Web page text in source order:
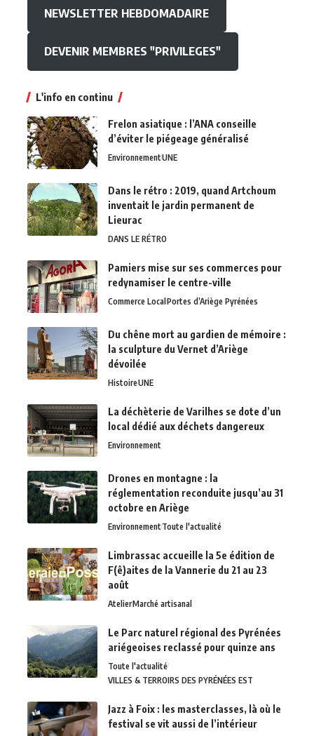
NEWSLETTER HEBDOMADAIRE
DEVENIR MEMBRES "PRIVILEGES"
L'info en continu
Frelon asiatique : l’ANA conseille
d’éviter le piégeage généralisé
EnvironnementUNE
Dans le rétro : 2019, quand Artchoum
inventait le jardin permanent de
Lieurac
DANS LE RÉTRO
Pamiers mise sur ses commerces pour
redynamiser le centre-ville
Commerce LocalPortes d’Ariège Pyrénées
Du chêne mort au gardien de mémoire :
la sculpture du Vernet d’Ariège
dévoilée
HistoireUNE
La déchèterie de Varilhes se dote d’un
local dédié aux déchets dangereux
Environnement
Drones en montagne : la
réglementation reconduite jusqu’au 31
octobre en Ariège
EnvironnementToute l'actualité
Limbrassac accueille la 5e édition de
F(ê)aites de la Vannerie du 21 au 23
août
AtelierMarché artisanal
Le Parc naturel régional des Pyrénées
ariégeoises reclassé pour quinze ans
Toute l'actualité
VILLES & TERROIRS DES PYRÉNÉES EST
Jazz à Foix : les masterclasses, là où le
festival se vit aussi de l’intérieur